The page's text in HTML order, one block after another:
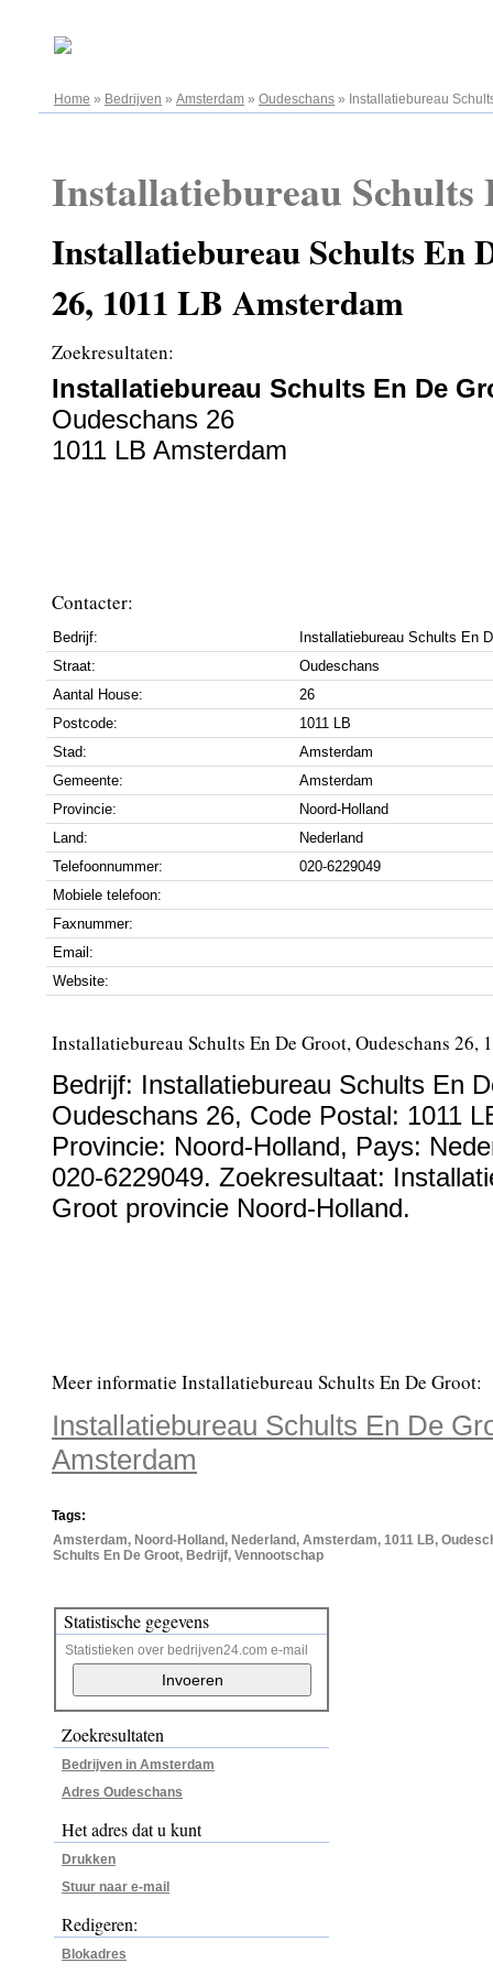
Home » Bedrijven » Amsterdam » Oudeschans » Installatiebureau
Installatiebureau Schults
Installatiebureau Schults En
26, 1011 LB Amsterdam
Zoekresultaten:
Installatiebureau Schults En De
Oudeschans 26
1011 LB Amsterdam
Contacter:
Bedrijf:
Installatiebureau Schults En
Straat:
Oudeschans
Aantal House:
26
Postcode:
1011 LB
Stad:
Amsterdam
Gemeente:
Amsterdam
Provincie:
Noord-Holland
Land:
Nederland
Telefoonnummer:
020-6229049
Mobiele telefoon:
Faxnummer:
Email:
Website:
Installatiebureau Schults En De Groot, Oudeschans 26,
Bedrijf: Installatiebureau Schults En
Oudeschans 26, Code Postal: 1011
Provincie: Noord-Holland, Pays:
020-6229049. Zoekresultaat:
Groot provincie Noord-Holland.
Meer informatie Installatiebureau Schults En De Groot:
Installatiebureau Schults En De
Amsterdam
Tags:
Amsterdam, Noord-Holland, Nederland, Amsterdam, 1011 LB,
Schults En De Groot, Bedrijf, Vennootschap
Statistische gegevens
Statistieken over bedrijven24.com e-mail
Zoekresultaten
Bedrijven in Amsterdam
Adres Oudeschans
Het adres dat u kunt
Drukken
Stuur naar e-mail
Redigeren:
Blokadres